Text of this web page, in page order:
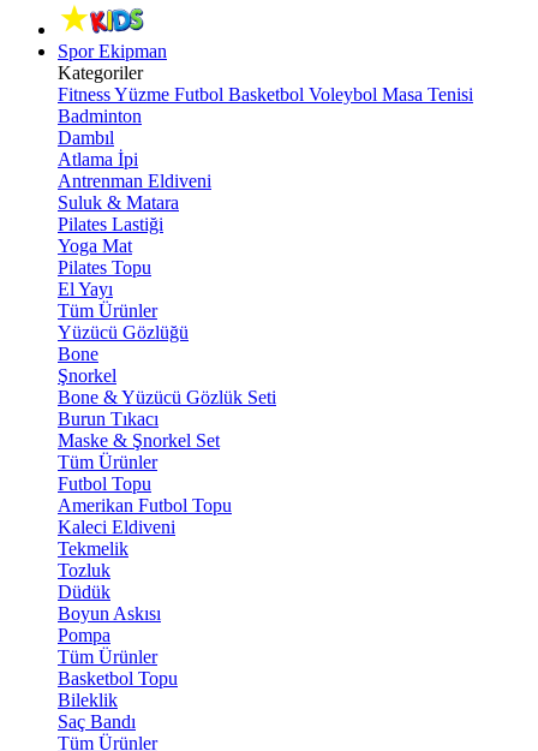
Spor Ekipman
Kategoriler
FitnessYüzme Futbol Basketbol Voleybol Masa Tenisi
Badminton
Dambıl
Atlama İpi
Antrenman Eldiveni
Suluk & Matara
Pilates Lastiği
Yoga Mat
Pilates Topu
El Yayı
Tüm Ürünler
Yüzücü Gözlüğü
Bone
Şnorkel
Bone & Yüzücü Gözlük Seti
Burun Tıkacı
Maske & Şnorkel Set
Tüm Ürünler
Futbol Topu
Amerikan Futbol Topu
Kaleci Eldiveni
Tekmelik
Tozluk
Düdük
Boyun Askısı
Pompa
Tüm Ürünler
Basketbol Topu
Bileklik
Saç Bandı
Tüm Ürünler